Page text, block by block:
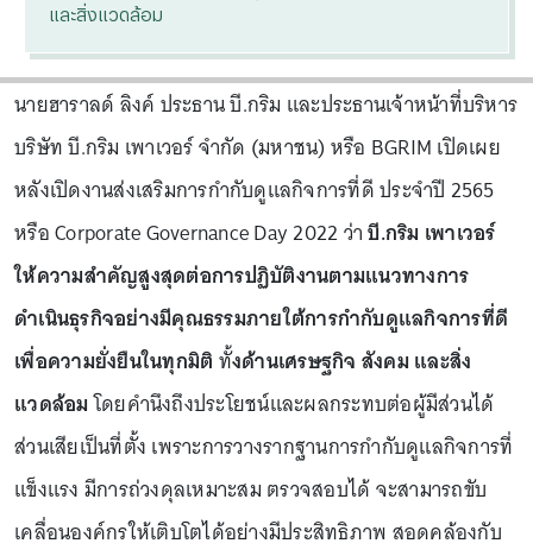
และสิ่งแวดล้อม
นายฮาราลด์ ลิงค์ ประธาน บี.กริม และประธานเจ้าหน้าที่บริหาร
บริษัท บี.กริม เพาเวอร์ จำกัด (มหาชน) หรือ BGRIM เปิดเผย
หลังเปิดงานส่งเสริมการกำกับดูแลกิจการที่ดี ประจำปี 2565
หรือ Corporate Governance Day 2022 ว่าบี.กริม เพาเวอร์
ให้ความสำคัญสูงสุดต่อการปฏิบัติงานตามแนวทางการ
ดำเนินธุรกิจอย่างมีคุณธรรมภายใต้การกำกับดูแลกิจการที่ดี
เพื่อความยั่งยืนในทุกมิติ ทั้งด้านเศรษฐกิจ สังคม และสิ่ง
แวดล้อมโดยคำนึงถึงประโยชน์และผลกระทบต่อผู้มีส่วนได้
ส่วนเสียเป็นที่ตั้ง เพราะการวางรากฐานการกำกับดูแลกิจการที่
แข็งแรง มีการถ่วงดุลเหมาะสม ตรวจสอบได้ จะสามารถขับ
เคลื่อนองค์กรให้เติบโตได้อย่างมีประสิทธิภาพ สอดคล้องกับ